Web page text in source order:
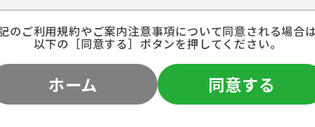
のご利用規約やご案内注意事項について同意される場合
以下の［同意する］ボタンを押してください。
ホーム 同意する